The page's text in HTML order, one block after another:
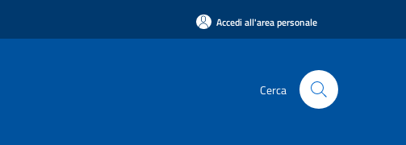
Accedi all'area personale
Cerca